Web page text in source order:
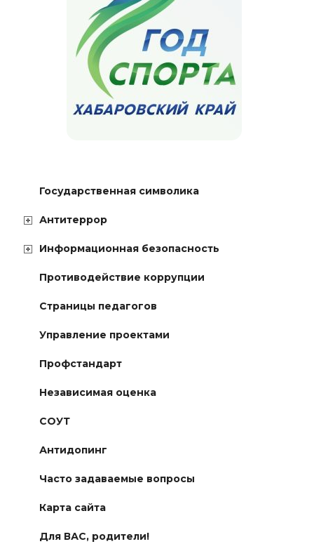
Государственная символика
Антитеррор
Информационная безопасность
Противодействие коррупции
Страницы педагогов
Управление проектами
Профстандарт
Независимая оценка
СОУТ
Антидопинг
Часто задаваемые вопросы
Карта сайта
Для ВАС, родители!